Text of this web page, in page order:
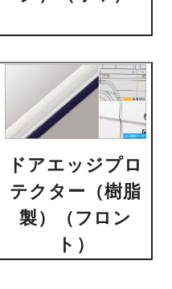
ドアエッジプロ
テクター（樹脂
製）（フロン
ト）